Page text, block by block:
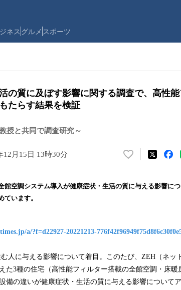
ネス グルメ スポーツ
の質に及ぼす影響に関する調査で、高性
たらす結果を検証
授と共同で調査研究～
12月15日 13時30分
い
！
み
み
中
で
す
館空調システム導入が健康症状・生活の質に与える影響に
います。
a/?f=d22927-20221213-
人に与える影響について着目。このたび、ZEH（ネッ
た3種の住宅（高性能フィルター搭載の全館空調・床暖
備の違いが健康症状・生活の質に与える影響について